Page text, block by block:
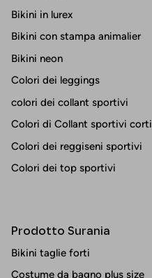
Bikini in lurex
Bikini con stampa animalier
Bikini neon
Colori dei leggings
colori dei collant sportivi
Colori di Collant sportivi corti
Colori dei reggiseni sportivi
Colori dei top sportivi
Prodotto Surania
Bikini taglie forti
Costume da bagno plus size